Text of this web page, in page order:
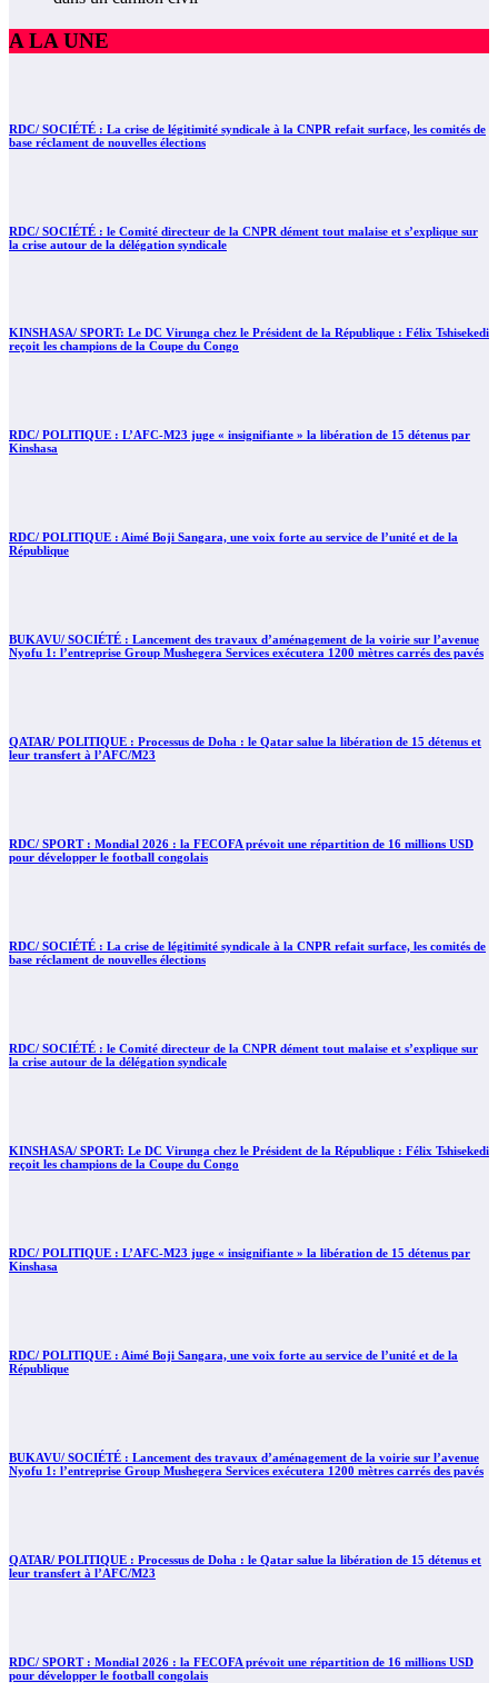
A LA UNE
RDC/ SOCIÉTÉ : La crise de légitimité syndicale à la CNPR refait surface, les comités de
base réclament de nouvelles élections
RDC/ SOCIÉTÉ : le Comité directeur de la CNPR dément tout malaise et s’explique sur
la crise autour de la délégation syndicale
KINSHASA/ SPORT: Le DC Virunga chez le Président de la République : Félix Tshisekedi
reçoit les champions de la Coupe du Congo
RDC/ POLITIQUE : L’AFC-M23 juge « insignifiante » la libération de 15 détenus par
Kinshasa
RDC/ POLITIQUE : Aimé Boji Sangara, une voix forte au service de l’unité et de la
République
BUKAVU/ SOCIÉTÉ : Lancement des travaux d’aménagement de la voirie sur l’avenue
Nyofu 1: l’entreprise Group Mushegera Services exécutera 1200 mètres carrés des pavés
QATAR/ POLITIQUE : Processus de Doha : le Qatar salue la libération de 15 détenus et
leur transfert à l’AFC/M23
RDC/ SPORT : Mondial 2026 : la FECOFA prévoit une répartition de 16 millions USD
pour développer le football congolais
RDC/ SOCIÉTÉ : La crise de légitimité syndicale à la CNPR refait surface, les comités de
base réclament de nouvelles élections
RDC/ SOCIÉTÉ : le Comité directeur de la CNPR dément tout malaise et s’explique sur
la crise autour de la délégation syndicale
KINSHASA/ SPORT: Le DC Virunga chez le Président de la République : Félix Tshisekedi
reçoit les champions de la Coupe du Congo
RDC/ POLITIQUE : L’AFC-M23 juge « insignifiante » la libération de 15 détenus par
Kinshasa
RDC/ POLITIQUE : Aimé Boji Sangara, une voix forte au service de l’unité et de la
République
BUKAVU/ SOCIÉTÉ : Lancement des travaux d’aménagement de la voirie sur l’avenue
Nyofu 1: l’entreprise Group Mushegera Services exécutera 1200 mètres carrés des pavés
QATAR/ POLITIQUE : Processus de Doha : le Qatar salue la libération de 15 détenus et
leur transfert à l’AFC/M23
RDC/ SPORT : Mondial 2026 : la FECOFA prévoit une répartition de 16 millions USD
pour développer le football congolais